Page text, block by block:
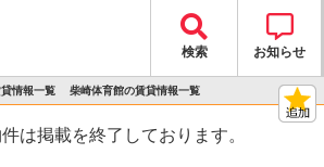
検索 お知らせ
情報一覧 柴崎体育館の賃貸情報一覧
は掲載を終了しております。